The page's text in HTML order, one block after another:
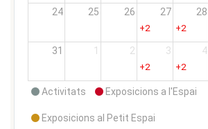
24 25 26 27 28
+2 +2
31 1 2 3 4
+2 +2
Activitats Exposicions a l'Espai
Exposicions al Petit Espai